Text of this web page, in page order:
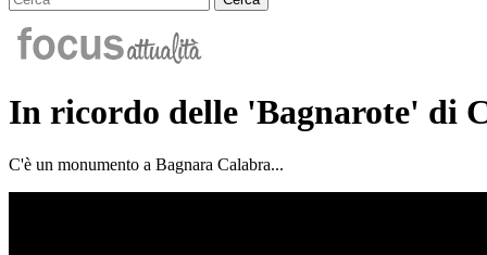
In ricordo delle 'Bagnarote' di
C'è un monumento a Bagnara Calabra...